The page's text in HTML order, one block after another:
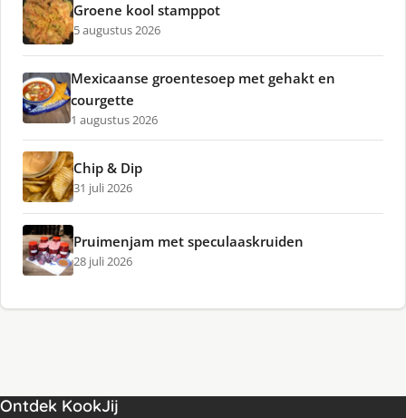
Groene kool stamppot
5 augustus 2026
Mexicaanse groentesoep met gehakt en
courgette
1 augustus 2026
Chip & Dip
31 juli 2026
Pruimenjam met speculaaskruiden
28 juli 2026
Ontdek KookJij